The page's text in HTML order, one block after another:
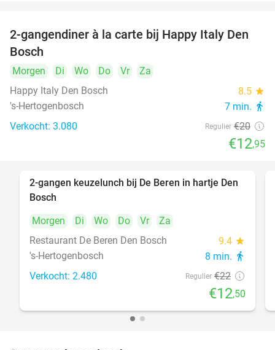
35%
2-gangendiner à la carte bij Happy Italy Den
Bosch
Morgen Di Wo Do Vr
Za
Happy Italy Den Bosch
8.5 star
's-Hertogenbosch 7 min. directions_walk
Verkocht: 3.080 Regulier €20
€12,95
43%
2-gangen keuzelunch bij De Beren in hartje Den
Bosch
Morgen
Di Wo Do Vr
Za
Restaurant De Beren Den Bosch
9.4 star
's-Hertogenbosch 8 min. directions_walk
Verkocht: 2.480 Regulier €22
€12,50